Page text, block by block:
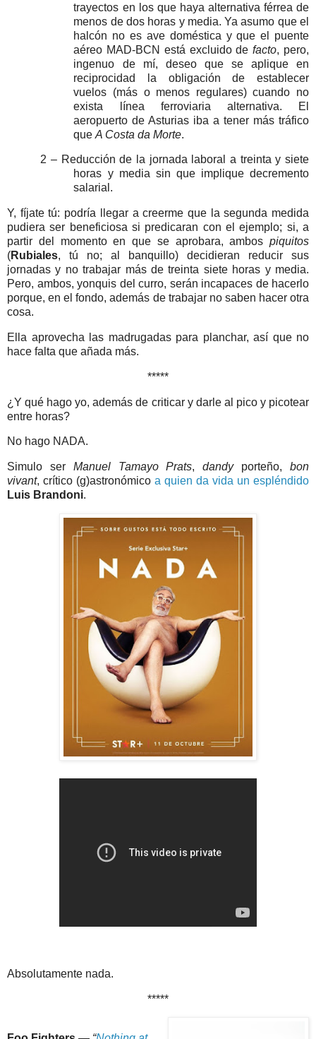
trayectos en los que haya alternativa férrea de
menos de dos horas y media. Ya asumo que el
halcón no es ave doméstica y que el puente
aéreo MAD-BCN está excluido defacto, pero,
ingenuo de mí, deseo que se aplique en
reciprocidad la obligación de establecer
vuelos (más o menos regulares) cuando no
exista línea ferroviaria alternativa. El
aeropuerto de Asturias iba a tener más tráfico
queA Costa da Morte.
2 – Reducción de la jornada laboral a treinta y siete
horas y media sin que implique decremento
salarial.
Y, fíjate tú: podría llegar a creerme que la segunda medida
pudiera ser beneficiosa si predicaran con el ejemplo; si, a
partir del momento en que se aprobara, ambos piquitos
(Rubiales, tú no; al banquillo) decidieran reducir sus
jornadas y no trabajar más de treinta siete horas y media.
Pero, ambos, yonquis del curro, serán incapaces de hacerlo
porque, en el fondo, además de trabajar no saben hacer otra
cosa.
Ella aprovecha las madrugadas para planchar, así que no
hace falta que añada más.
*****
¿Y qué hago yo, además de criticar y darle al pico y picotear
entre horas?
No hago NADA.
Simulo ser Manuel Tamayo Prats,dandyporteño,bon
vivant, crítico (g)astronómico a quien da vida un espléndido
Luis Brandoni.
Absolutamente nada.
*****